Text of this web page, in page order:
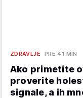
ZDRAVLJE PRE 41 MIN
Ako primetite
proverite
signale, a ih